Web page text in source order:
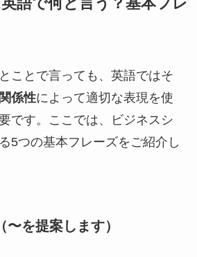
英語で何と言う？基本フレ
ことで言っても、英語ではそ
係性によって適切な表現を使
です。ここでは、ビジネスシ
5つの基本フレーズをご紹介し
を提案します）